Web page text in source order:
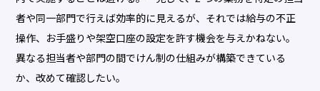
者や同一部門で行えば効率的に見えるが、それでは給与の不正
操作、お手盛りや架空口座の設定を許す機会を与えかねない。
異なる担当者や部門の間でけん制の仕組みが構築できている
か、改めて確認したい。